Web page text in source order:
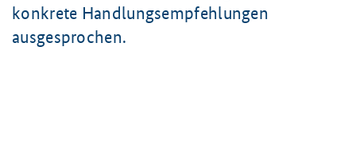
konkrete Handlungsempfehlungen
ausgesprochen.